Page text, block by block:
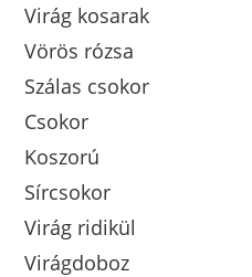
Virág kosarak
Vörös rózsa
Szálas csokor
Csokor
Koszorú
Sírcsokor
Virág ridikül
Virágdoboz